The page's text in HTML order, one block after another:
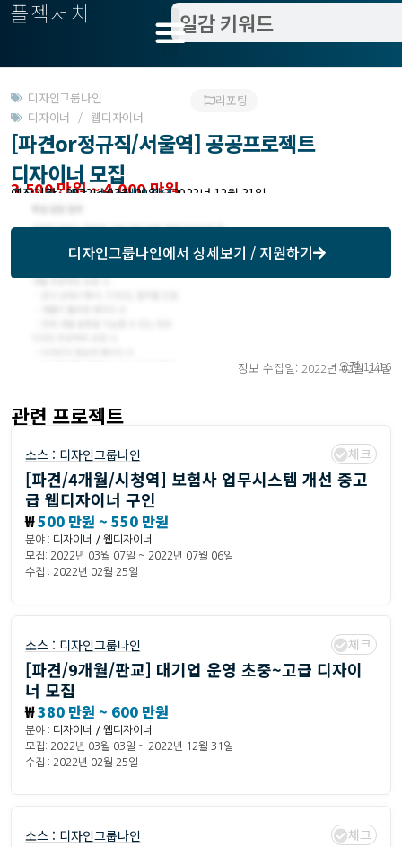
플젝서치
디자인그룹나인
디자이너 / 웹디자이너
리포팅
[파견or정규직/서울역] 공공프로젝트
디자이너 모집
3,500 만원 ~ 4,000 만원
모집기한 : 해당 서비스에서 확인
예상기간 : 2022년 02월 00일 ~ 2023년 12월 31일
디자인그룹나인에서 상세보기 / 지원하기
정보 수집일: 2022년 02월 24일
오전 11:16
관련 프로젝트
소스 : 디자인그룹나인 체크
[파견/4개월/시청역] 보험사 업무시스템 개선 중고
급 웹디자이너 구인
₩500 만원 ~ 550 만원
분야 : 디자이너 / 웹디자이너
모집: 2022년 03월 07일 ~ 2022년 07월 06일
수집 : 2022년 02월 25일
소스 : 디자인그룹나인 체크
[파견/9개월/판교] 대기업 운영 초중~고급 디자이
너 모집
₩380 만원 ~ 600 만원
분야 : 디자이너 / 웹디자이너
모집: 2022년 03월 03일 ~ 2022년 12월 31일
수집 : 2022년 02월 25일
소스 : 디자인그룹나인 체크